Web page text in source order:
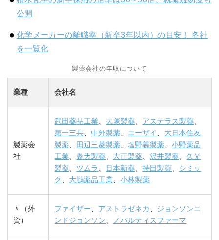
公開
化学メーカーの離職率（新卒3年以内）の目安！ 各社
を一覧化
製薬会社の年収について
業種 会社名
製薬会
社
武田薬品工業 大塚製薬 アステラス製薬
第一三共 、中外製薬 エーザイ
大日本住友
製薬
田辺三菱製薬 、塩野義製薬 、小野薬品
工業 、参天製薬 大正製薬 、沢井製薬
久光
製薬
ツムラ 日本新薬 、持田製薬
シミッ
ク
大鵬薬品工業 、小林製薬
〃（外
資）
ファイザー アストラゼネカ
ジョンソンエ
ンドジョンソン
ノバルティスファーマ